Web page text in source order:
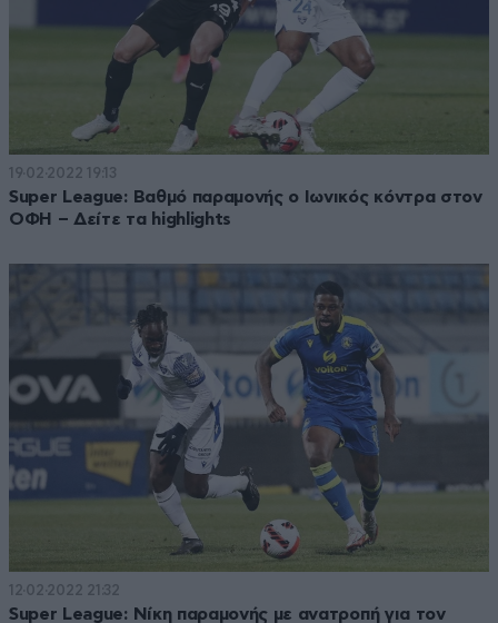
19·02·2022 19:13
Super League: Βαθμό παραμονής ο Ιωνικός κόντρα στον
ΟΦΗ – Δείτε τα highlights
12·02·2022 21:32
Super League: Νίκη παραμονής με ανατροπή για τον